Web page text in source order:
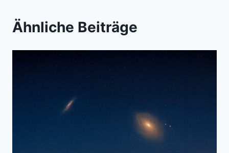
Ähnliche Beiträge